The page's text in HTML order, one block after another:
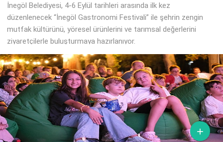
İnegöl Belediyesi, 4-6 Eylül tarihleri arasında ilk kez
düzenlenecek “İnegöl Gastronomi Festivali” ile şehrin zengin
mutfak kültürünü, yöresel ürünlerini ve tarımsal değerlerini
ziyaretçilerle buluşturmaya hazırlanıyor.
